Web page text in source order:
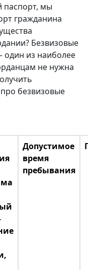
паспорт, мы
гражданина
Безвизовые
один из наиболее
не нужна
безвизовые
Допустимое
время
пребывания